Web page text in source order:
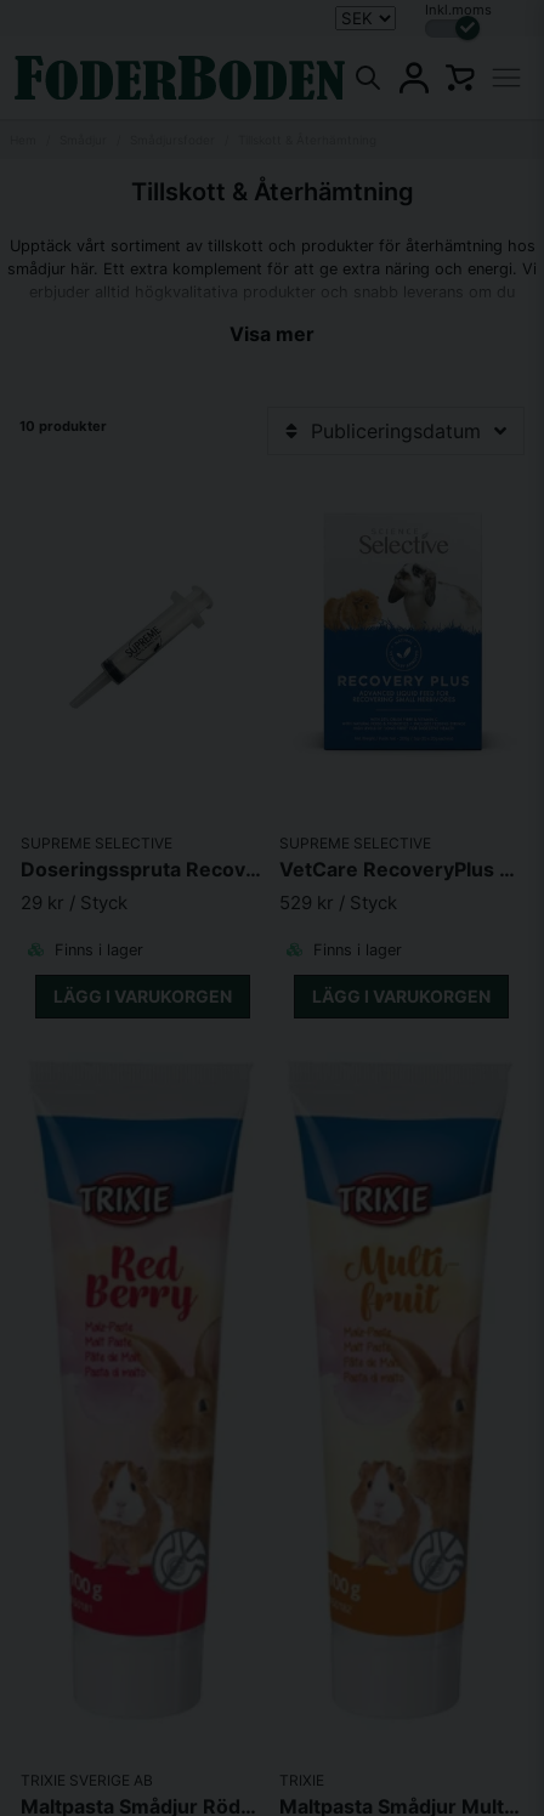
Inkl.moms
Tillskott & Återhämtning
Upptäck vårt sortiment av tillskott och produkter för återhämtning hos
smådjur här. Ett extra komplement för att ge extra näring och energi. Vi
Visa mer
10 produkter Publiceringsdatum
SUPREME SELECTIVE
Doseringsspruta Recovery
29 kr / Styck
Finns i lager
LÄGG I VARUKORGEN
SUPREME SELECTIVE
VetCare RecoveryPlus Sachet 10x20g
529 kr / Styck
Finns i lager
LÄGG I VARUKORGEN
TRIXIE SVERIGE AB
Maltpasta Smådjur Röda Bär 100g
TRIXIE
Maltpasta Smådjur Multifrukt 100g